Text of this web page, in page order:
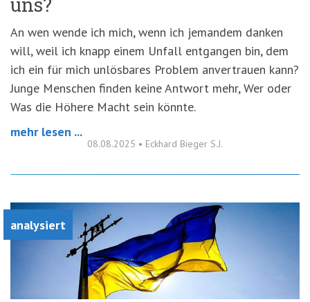
An wen wende ich mich, wenn ich jemandem danken
will, weil ich knapp einem Unfall entgangen bin, dem
ich ein für mich unlösbares Problem anvertrauen kann?
Junge Menschen finden keine Antwort mehr, Wer oder
Was die Höhere Macht sein könnte.
mehr lesen ...
08.08.2025 • Eckhard Bieger S.J.
analysiert